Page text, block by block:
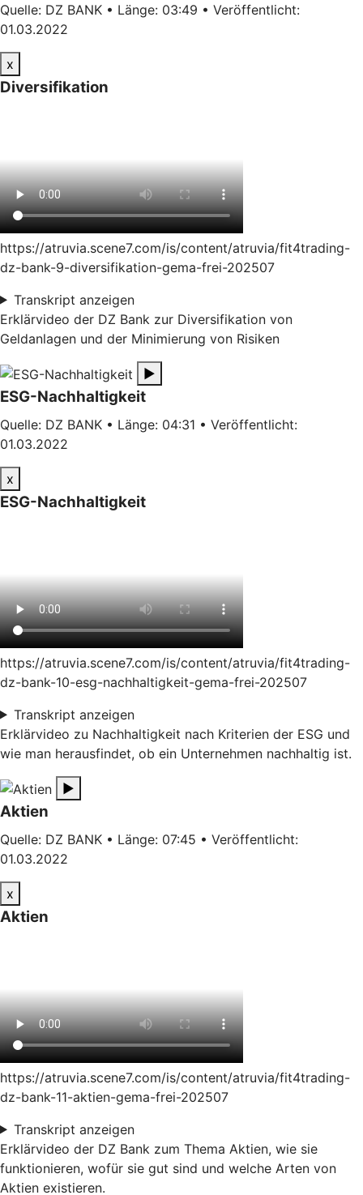
Quelle: DZ BANK • Länge: 03:49 • Veröffentlicht:
01.03.2022
x
Diversifikation
https://atruvia.scene7.com/is/content/atruvia/fit4trading-
dz-bank-9-diversifikation-gema-frei-202507
Transkript anzeigen
Erklärvideo der DZ Bank zur Diversifikation von
Geldanlagen und der Minimierung von Risiken
▶
ESG-Nachhaltigkeit
Quelle: DZ BANK • Länge: 04:31 • Veröffentlicht:
01.03.2022
x
ESG-Nachhaltigkeit
https://atruvia.scene7.com/is/content/atruvia/fit4trading-
dz-bank-10-esg-nachhaltigkeit-gema-frei-202507
Transkript anzeigen
Erklärvideo zu Nachhaltigkeit nach Kriterien der ESG und
wie man herausfindet, ob ein Unternehmen nachhaltig ist.
▶
Aktien
Quelle: DZ BANK • Länge: 07:45 • Veröffentlicht:
01.03.2022
x
Aktien
https://atruvia.scene7.com/is/content/atruvia/fit4trading-
dz-bank-11-aktien-gema-frei-202507
Transkript anzeigen
Erklärvideo der DZ Bank zum Thema Aktien, wie sie
funktionieren, wofür sie gut sind und welche Arten von
Aktien existieren.